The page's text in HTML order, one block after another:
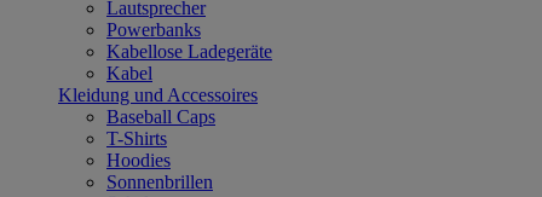
Lautsprecher
Powerbanks
Kabellose Ladegeräte
Kabel
Kleidung und Accessoires
Baseball Caps
T-Shirts
Hoodies
Sonnenbrillen